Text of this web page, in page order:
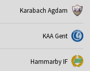
Karabach Agdam
KAA Gent
Hammarby IF